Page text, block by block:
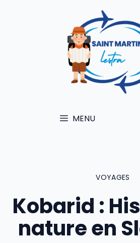
MENU
VOYAGES
Kobarid :
nature en